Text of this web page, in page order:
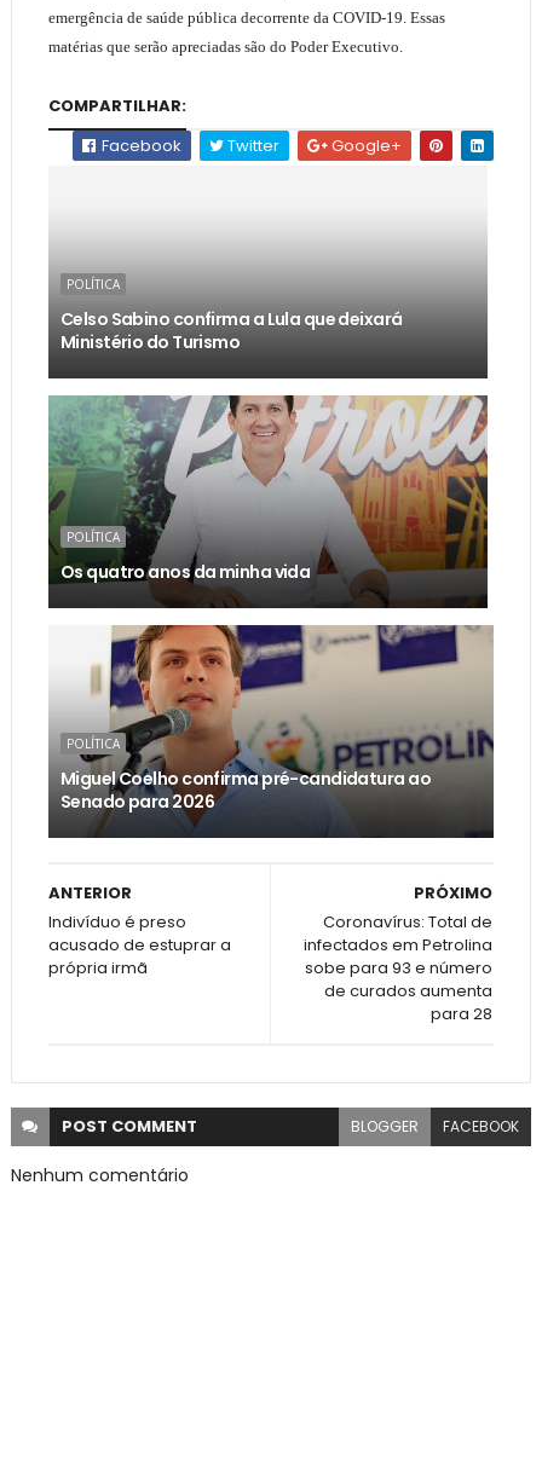
emergência de saúde pública decorrente da COVID-19. Essas
matérias que serão apreciadas são do Poder Executivo.
COMPARTILHAR:
Facebook
Twitter Google+
POLÍTICA
Celso Sabino confirma a Lula que deixará
Ministério do Turismo
POLÍTICA
Os quatro anos da minha vida
POLÍTICA
Miguel Coelho confirma pré-candidatura ao
Senado para 2026
PRÓXIMO
Coronavírus: Total de
infectados em Petrolina
sobe para 93 e número
de curados aumenta
para 28
ANTERIOR
Indivíduo é preso
acusado de estuprar a
própria irmã
POST COMMENT BLOGGER FACEBOOK
Nenhum comentário